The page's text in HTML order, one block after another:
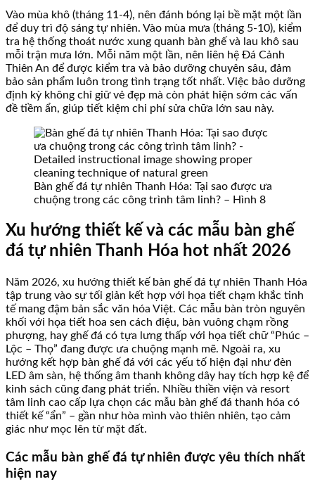
Vào mùa khô (tháng 11-4), nên đánh bóng lại bề mặt một lần
để duy trì độ sáng tự nhiên. Vào mùa mưa (tháng 5-10), kiểm
tra hệ thống thoát nước xung quanh bàn ghế và lau khô sau
mỗi trận mưa lớn. Mỗi năm một lần, nên liên hệ Đá Cảnh
Thiên An để được kiểm tra và bảo dưỡng chuyên sâu, đảm
bảo sản phẩm luôn trong tình trạng tốt nhất. Việc bảo dưỡng
định kỳ không chỉ giữ vẻ đẹp mà còn phát hiện sớm các vấn
đề tiềm ẩn, giúp tiết kiệm chi phí sửa chữa lớn sau này.
Bàn ghế đá tự nhiên Thanh Hóa: Tại sao được ưa
chuộng trong các công trình tâm linh? – Hình 8
Xu hướng thiết kế và các mẫu bàn ghế
đá tự nhiên Thanh Hóa hot nhất 2026
Năm 2026, xu hướng thiết kế bàn ghế đá tự nhiên Thanh Hóa
tập trung vào sự tối giản kết hợp với họa tiết chạm khắc tinh
tế mang đậm bản sắc văn hóa Việt. Các mẫu bàn tròn nguyên
khối với họa tiết hoa sen cách điệu, bàn vuông chạm rồng
phượng, hay ghế đá có tựa lưng thấp với họa tiết chữ “Phúc –
Lộc – Thọ” đang được ưa chuộng mạnh mẽ. Ngoài ra, xu
hướng kết hợp bàn ghế đá với các yếu tố hiện đại như đèn
LED âm sàn, hệ thống âm thanh không dây hay tích hợp kệ để
kinh sách cũng đang phát triển. Nhiều thiền viện và resort
tâm linh cao cấp lựa chọn các mẫu bàn ghế đá thanh hóa có
thiết kế “ẩn” – gần như hòa mình vào thiên nhiên, tạo cảm
giác như mọc lên từ mặt đất.
Các mẫu bàn ghế đá tự nhiên được yêu thích nhất
hiện nay